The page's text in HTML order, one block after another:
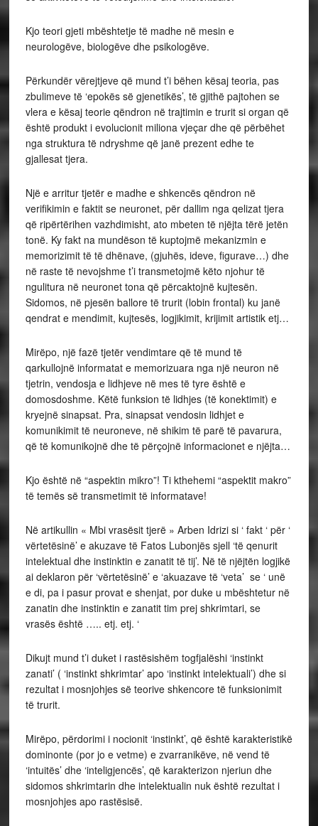
Kjo teori gjeti mbështetje të madhe në mesin e
neurologëve, biologëve dhe psikologëve.
Përkundër vërejtjeve që mund t’i bëhen kësaj teoria, pas
zbulimeve të ‘epokës së gjenetikës’, të gjithë pajtohen se
vlera e kësaj teorie qëndron në trajtimin e trurit si organ që
është produkt i evolucionit miliona vjeçar dhe që përbëhet
nga struktura të ndryshme që janë prezent edhe te
gjallesat tjera.
Një e arritur tjetër e madhe e shkencës qëndron në
verifikimin e faktit se neuronet, për dallim nga qelizat tjera
që ripërtërihen vazhdimisht, ato mbeten të njëjta tërë jetën
tonë. Ky fakt na mundëson të kuptojmë mekanizmin e
memorizimit të të dhënave, (gjuhës, ideve, figurave…) dhe
në raste të nevojshme t’i transmetojmë këto njohur të
ngulitura në neuronet tona që përcaktojnë kujtesën.
Sidomos, në pjesën ballore të trurit (lobin frontal) ku janë
qendrat e mendimit, kujtesës, logjikimit, krijimit artistik etj…
Mirëpo, një fazë tjetër vendimtare që të mund të
qarkullojnë informatat e memorizuara nga një neuron në
tjetrin, vendosja e lidhjeve në mes të tyre është e
domosdoshme. Këtë funksion të lidhjes (të konektimit) e
kryejnë sinapsat. Pra, sinapsat vendosin lidhjet e
komunikimit të neuroneve, në shikim të parë të pavarura,
që të komunikojnë dhe të përçojnë informacionet e njëjta…
Kjo është në “aspektin mikro”! Ti kthehemi “aspektit makro”
të temës së transmetimit të informatave!
Në artikullin « Mbi vrasësit tjerë » Arben Idrizi si ‘ fakt ‘ për ‘
vërtetësinë’ e akuzave të Fatos Lubonjës sjell ‘të qenurit
intelektual dhe instinktin e zanatit të tij’. Në të njëjtën logjikë
ai deklaron për ‘vërtetësinë’ e ‘akuazave të ‘veta’ se ‘ unë
e di, pa i pasur provat e shenjat, por duke u mbështetur në
zanatin dhe instinktin e zanatit tim prej shkrimtari, se
vrasës është ….. etj. etj. ‘
Dikujt mund t’i duket i rastësishëm togfjalëshi ‘instinkt
zanati’ ( ‘instinkt shkrimtar’ apo ‘instinkt intelektuali’) dhe si
rezultat i mosnjohjes së teorive shkencore të funksionimit
të trurit.
Mirëpo, përdorimi i nocionit ‘instinkt’, që është karakteristikë
dominonte (por jo e vetme) e zvarranikëve, në vend të
‘intuitës’ dhe ‘inteligjencës’, që karakterizon njeriun dhe
sidomos shkrimtarin dhe intelektualin nuk është rezultat i
mosnjohjes apo rastësisë.